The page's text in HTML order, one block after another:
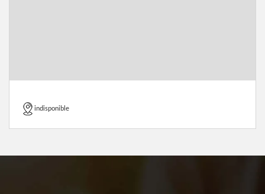
indisponible